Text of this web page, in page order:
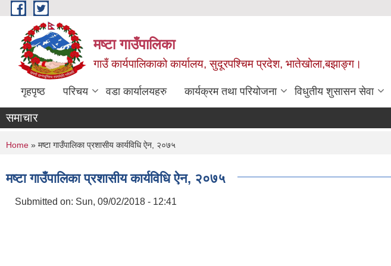
Skip to main content
मष्टा गाउँपालिका
गाउँ कार्यपालिकाको कार्यालय, सुदूरपश्चिम प्रदेश, भातेखोला,बझाङ्ग।
गृहपृष्ठ परिचय वडा कार्यालयहरु कार्यक्रम तथा परियोजना विधुतीय शुसासन सेवा
समाचार
You are here
Home » मष्टा गाउँपालिका प्रशासीय कार्यविधि ऐन, २०७५
मष्टा गाउँपालिका प्रशासीय कार्यविधि ऐन, २०७५
Submitted on: Sun, 09/02/2018 - 12:41